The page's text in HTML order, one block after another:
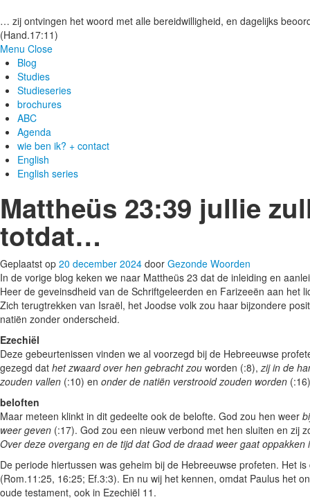
… zij ontvingen het woord met alle bereidwilligheid, en dagelijks
(Hand.17:11)
Menu Close
Blog
Studies
Studieseries
brochures
ABC
Agenda
wie ben ik? + contact
English
English series
Mattheüs 23:39 jullie
totdat…
Geplaatst op 20 december 2024 door Gezonde Woorden
In de vorige blog keken we naar Mattheüs 23 dat de inleiding en
Heer de geveinsdheid van de Schriftgeleerden en Farizeeën aan
Zich terugtrekken van Israël, het Joodse volk zou haar bijzondere
natiën zonder onderscheid.
Ezechiël
Deze gebeurtenissen vinden we al voorzegd bij de Hebreeuwse
gezegd dat het zwaard over hen gebracht zou worden (:8),zij in de
zouden vallen (:10) en onder de natiën verstrooid zouden worden
beloften
Maar meteen klinkt in dit gedeelte ook de belofte. God zou hen weer
weer geven (:17). God zou een nieuw verbond met hen sluiten en zij
Over deze overgang en de tijd dat God de draad weer gaat
De periode hiertussen was geheim bij de Hebreeuwse profeten. Het
(Rom.11:25, 16:25; Ef.3:3). En nu wij het kennen, omdat Paulus het
oude testament, ook in Ezechiël 11.